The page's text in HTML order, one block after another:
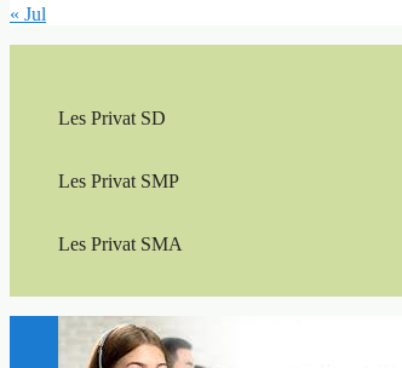
« Jul
Les Privat SD
Les Privat SMP
Les Privat SMA